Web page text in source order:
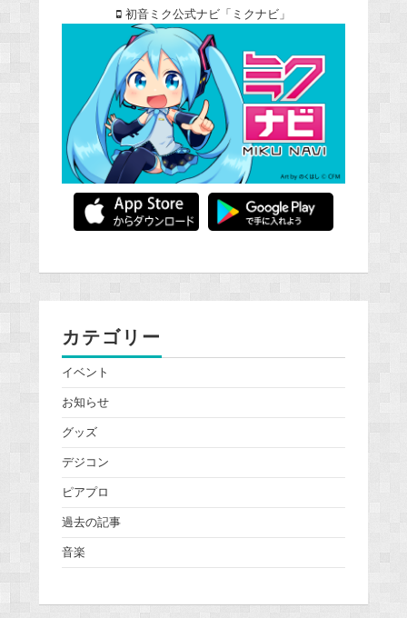
初音ミク公式ナビ「ミクナビ」
カテゴリー
イベント
お知らせ
グッズ
デジコン
ピアプロ
過去の記事
音楽